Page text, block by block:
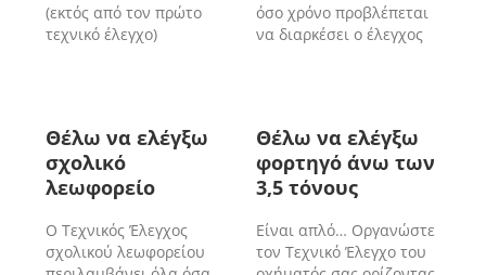
(εκτός από τον πρώτο
τεχνικό έλεγχο)
όσο χρόνο προβλέπεται
να διαρκέσει ο έλεγχος
Θέλω να ελέγξω
σχολικό
λεωφορείο
Ο Τεχνικός Έλεγχος
σχολικού λεωφορείου
Θέλω να ελέγξω
φορτηγό άνω των
3,5 τόνους
Είναι απλό… Οργανώστε
τον Τεχνικό Έλεγχο του